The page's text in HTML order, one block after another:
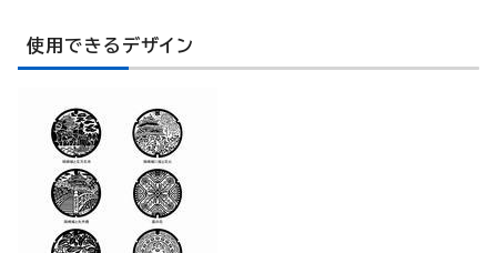
使用できるデザイン